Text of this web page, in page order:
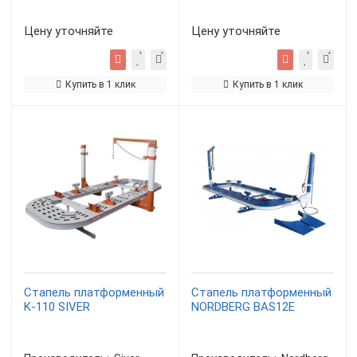
Цену уточняйте
Купить в 1 клик
Цену уточняйте
Купить в 1 клик
Стапель платформенный
K-110 SIVER
Стапель платформенный
NORDBERG BAS12E